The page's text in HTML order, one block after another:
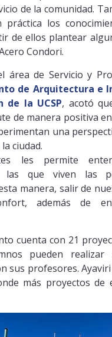
de la comunidad.
los
de ellos plantear
Condori.
área de Servicio y
de Arquitectura e
de la UCSP, acotó
de manera positiva
una
ciudad.
les permite
las que viven las
manera, salir de
además de
cuenta con 21
pueden realizar
sus profesores.
más proyectos de